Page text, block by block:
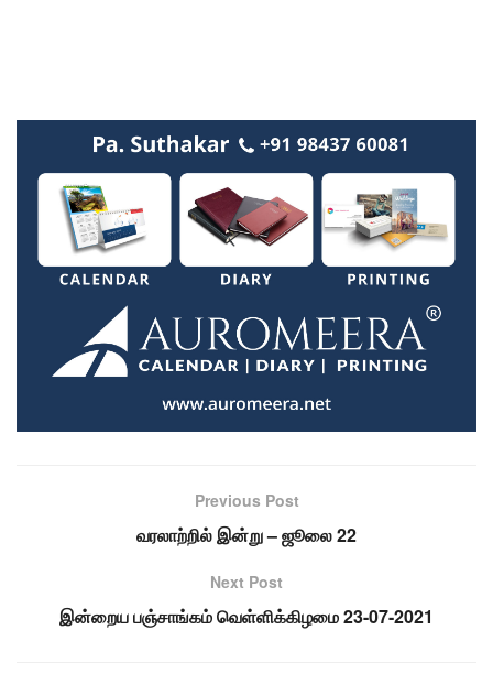
Previous Post
வரலாற்றில் இன்று – ஜூலை 22
Next Post
இன்றைய பஞ்சாங்கம் வெள்ளிக்கிழமை 23-07-2021